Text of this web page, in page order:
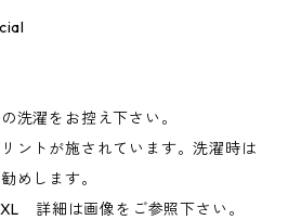
洗濯をお控え下さい。
ントが施されています。洗濯時は
めします。
詳細は画像をご参照下さい。